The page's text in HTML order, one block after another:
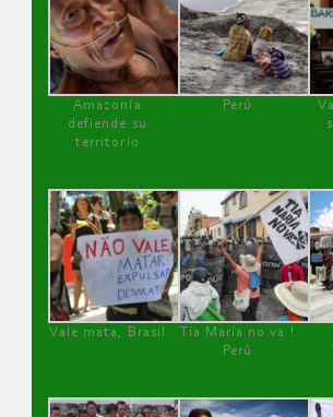
Amazonía
defiende su
territorio
Perú
Vale mata, Brasil
Tía María no va !
Perú